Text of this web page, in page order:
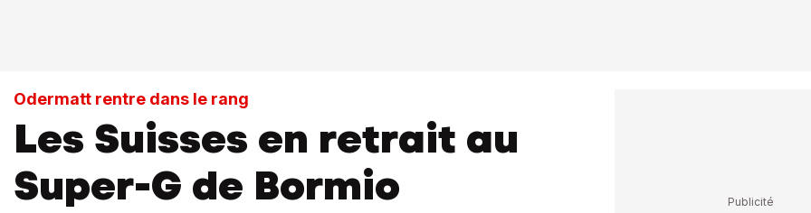
Odermatt rentre dans le rang
Les Suisses en retrait au
Super-G de Bormio